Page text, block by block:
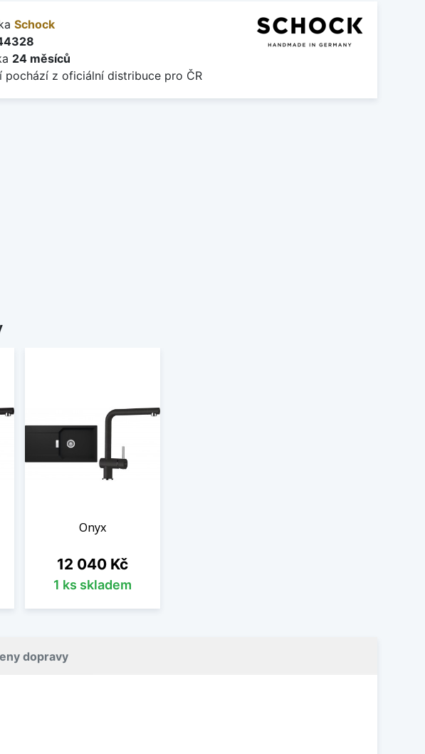
Schock
24 měsíců
pochází z oficiální distribuce pro ČR
Onyx
Cena
12 040 Kč
1 ks skladem
dopravy